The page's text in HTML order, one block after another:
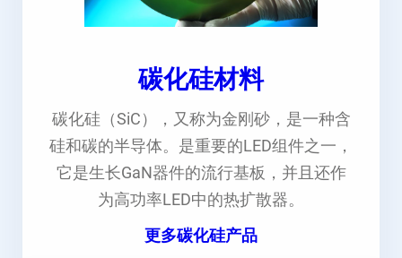
碳化硅材料
碳化硅（SiC），又称为金刚砂，是一种含
硅和碳的半导体。是重要的LED组件之一，
它是生长GaN器件的流行基板，并且还作
为高功率LED中的热扩散器。
更多碳化硅产品